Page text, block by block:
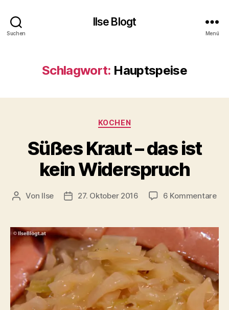
Suchen
Ilse Blogt
Menü
Schlagwort: Hauptspeise
Kategorien
KOCHEN
Süßes Kraut – das ist
kein Widerspruch
Beitragsautor
Von Ilse Beitragsdatum
27. Oktober 2016 6 Kommentarezu
–